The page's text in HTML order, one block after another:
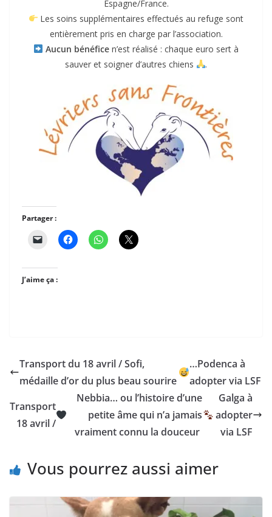
Espagne/France.
Les soins supplémentaires effectués au refuge sont
entièrement pris en charge par l’association.
Aucun bénéficen’est réalisé : chaque euro sert à
sauver et soigner d’autres chiens
.
Partager :
J’aime ça :
Transport du 18 avril / Sofi,
médaille d’or du plus beau sourire
…Podenca à
adopter via LSF
Transport
18 avril /
Nebbia… ou l’histoire d’une
petite âme qui n’a jamais
vraiment connu la douceur
Galga à
adopter
via LSF
Vous pourrez aussi aimer